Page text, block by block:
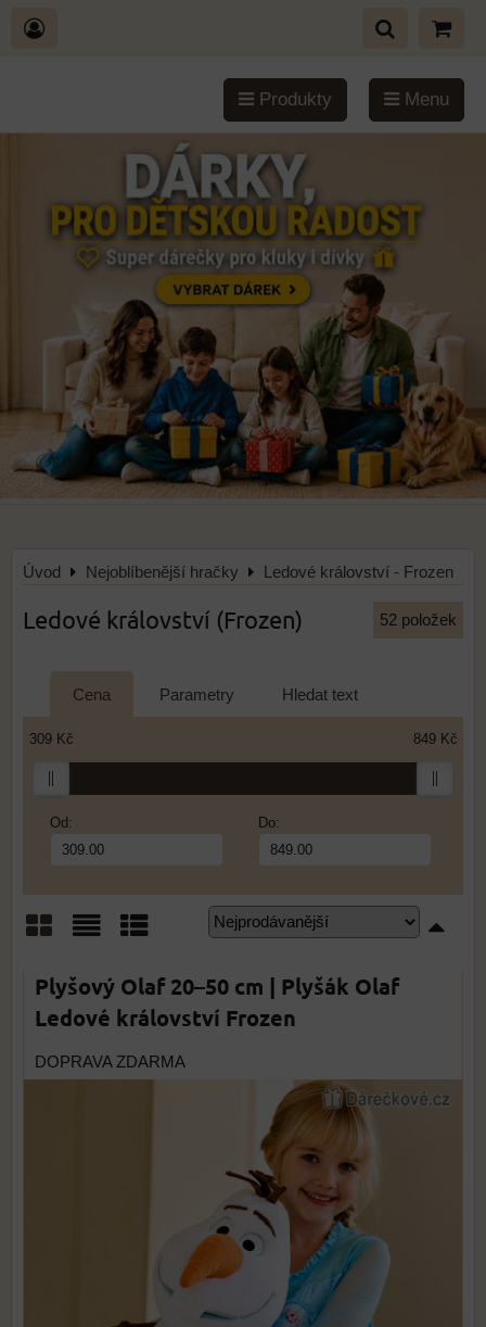
Produkty Menu
Úvod Nejoblíbenější hračky Ledové království - Frozen
Ledové království (Frozen) 52 položek
Cena Parametry Hledat text
Od: Do:
309 Kč 849 Kč
Plyšový Olaf 20–50 cm | Plyšák Olaf
Ledové království Frozen
DOPRAVA ZDARMA